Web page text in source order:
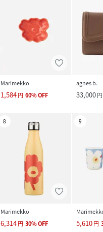
Marimekko
1,584円 60%OFF
agnes b.
33,000円
8
Marimekko
6,314円 30%OFF
9
5,610円